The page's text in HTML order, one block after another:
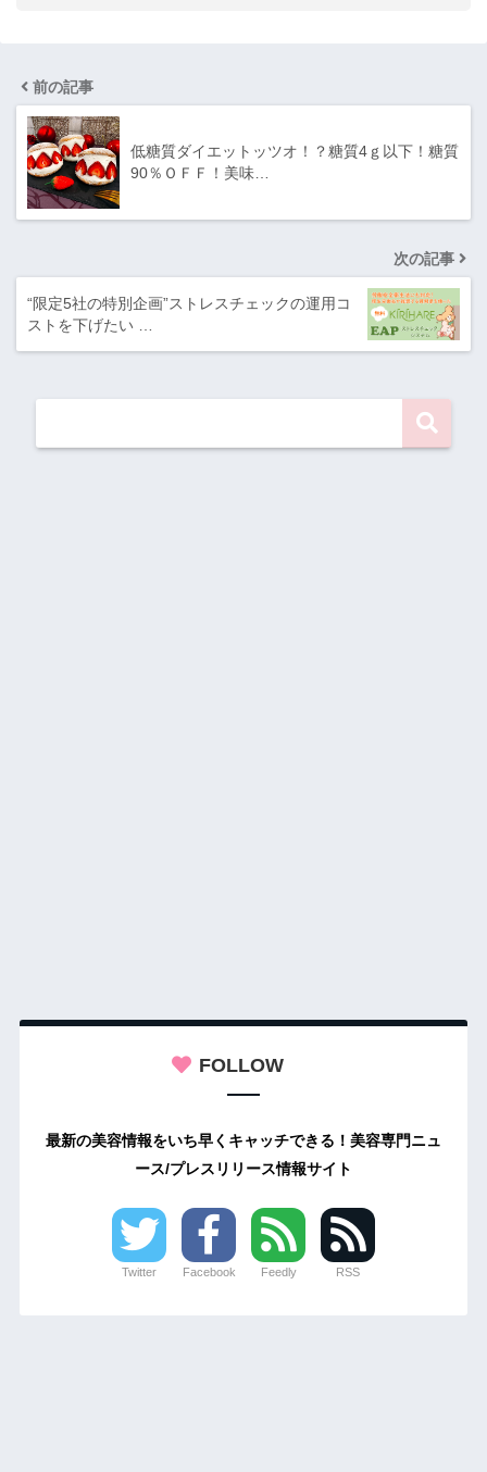
前の記事
低糖質ダイエットッツオ！？糖質4ｇ以下！糖質
90％ＯＦＦ！美味…
次の記事
“限定5社の特別企画”ストレスチェックの運用コ
ストを下げたい …
FOLLOW
最新の美容情報をいち早くキャッチできる！美容専門ニュ
ース/プレスリリース情報サイト
Twitter Facebook Feedly RSS